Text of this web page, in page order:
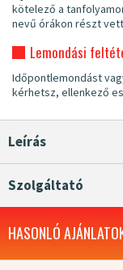
kötelező a
nevű órákon részt
Lemondási
Időpontlemondást
kérhetsz, ellenkező
Leírás
Szolgáltató
HASONLÓ